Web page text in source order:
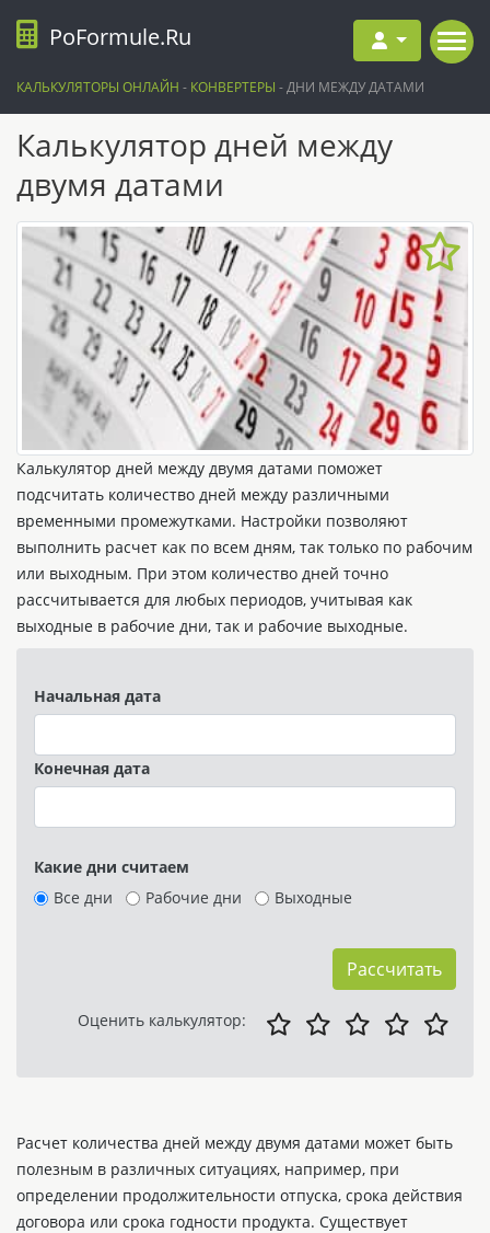
PoFormule.Ru
КАЛЬКУЛЯТОРЫ ОНЛАЙН - КОНВЕРТЕРЫ -ДНИ МЕЖДУ ДАТАМИ
Калькулятор дней между
двумя датами
Калькулятор дней между двумя датами поможет
подсчитать количество дней между различными
временными промежутками. Настройки позволяют
выполнить расчет как по всем дням, так только по рабочим
или выходным. При этом количество дней точно
рассчитывается для любых периодов, учитывая как
выходные в рабочие дни, так и рабочие выходные.
Начальная дата
Конечная дата
Какие дни считаем
Все дни
Рабочие дни Выходные
Рассчитать
Оценить калькулятор:
Расчет количества дней между двумя датами может быть
полезным в различных ситуациях, например, при
определении продолжительности отпуска, срока действия
договора или срока годности продукта. Существует